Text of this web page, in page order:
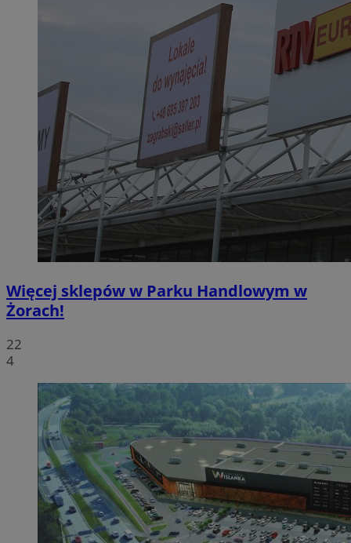
Więcej sklepów w Parku Handlowym w
Żorach!
22
4